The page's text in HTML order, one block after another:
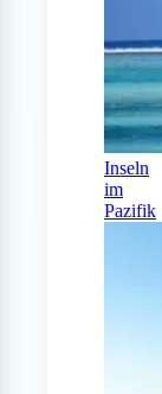
Inseln
im
Pazifik